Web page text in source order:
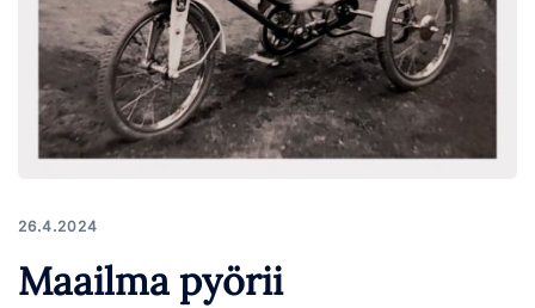
26.4.2024
Maailma pyörii